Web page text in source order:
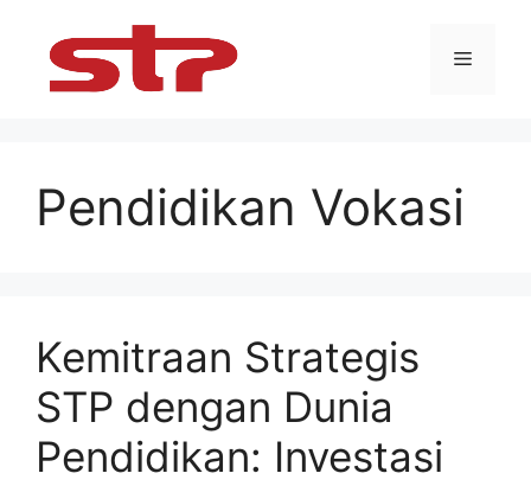
content
Menu
Pendidikan Vokasi
Kemitraan Strategis
STP dengan Dunia
Pendidikan: Investasi